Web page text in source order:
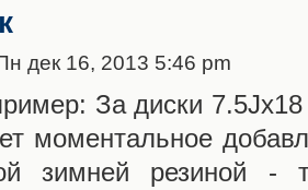
дек 16, 2013 5:46 pm
За диски
моментальное
зимней резиной